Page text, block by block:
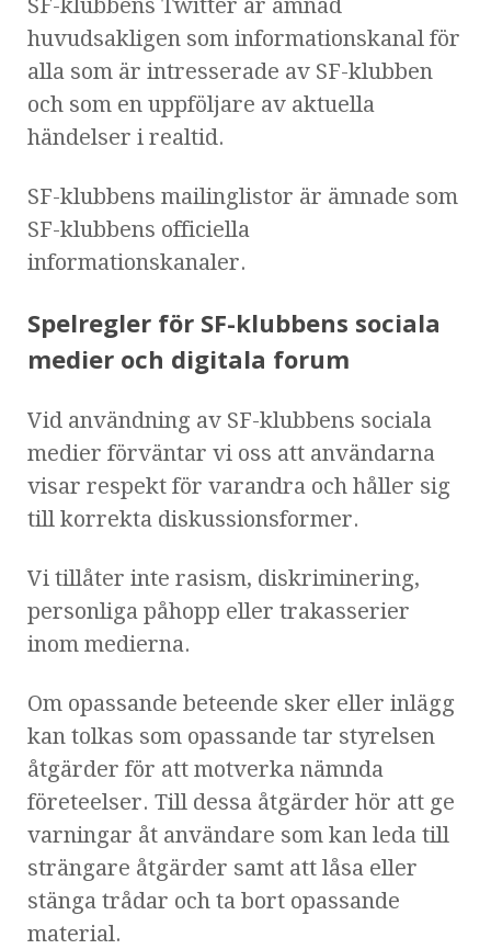
SF-klubbens Twitter är ämnad
huvudsakligen som informationskanal för
alla som är intresserade av SF-klubben
och som en uppföljare av aktuella
händelser i realtid.
SF-klubbens mailinglistor är ämnade som
SF-klubbens officiella
informationskanaler.
Spelregler för SF-klubbens sociala
medier och digitala forum
Vid användning av SF-klubbens sociala
medier förväntar vi oss att användarna
visar respekt för varandra och håller sig
till korrekta diskussionsformer.
Vi tillåter inte rasism, diskriminering,
personliga påhopp eller trakasserier
inom medierna.
Om opassande beteende sker eller inlägg
kan tolkas som opassande tar styrelsen
åtgärder för att motverka nämnda
företeelser. Till dessa åtgärder hör att ge
varningar åt användare som kan leda till
strängare åtgärder samt att låsa eller
stänga trådar och ta bort opassande
material.